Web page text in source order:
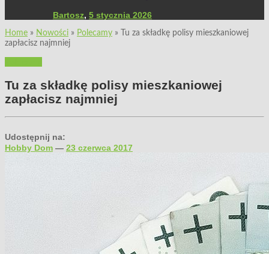
Bartosz, 5 stycznia 2026
Home » Nowości » Polecamy »
Tu za składkę polisy mieszkaniowej
zapłacisz najmniej
Tu za składkę polisy mieszkaniowej
zapłacisz najmniej
Udostępnij na:
Hobby Dom — 23 czerwca 2017